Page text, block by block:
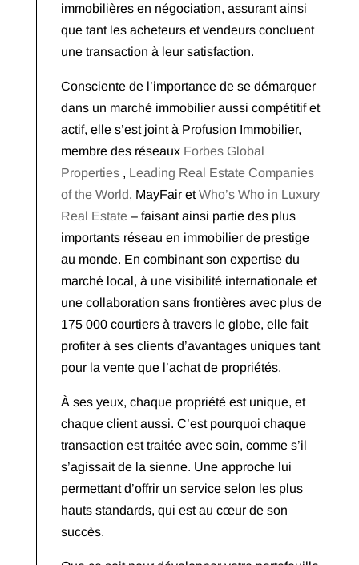
immobilières en négociation, assurant ainsi
que tant les acheteurs et vendeurs concluent
une transaction à leur satisfaction.
Consciente de l’importance de se démarquer
dans un marché immobilier aussi compétitif et
actif, elle s’est joint à Profusion Immobilier,
membre des réseaux Forbes Global
Properties , Leading Real Estate Companies
of the World, MayFair etWho’s Who in Luxury
Real Estate – faisant ainsi partie des plus
importants réseau en immobilier de prestige
au monde. En combinant son expertise du
marché local, à une visibilité internationale et
une collaboration sans frontières avec plus de
175 000 courtiers à travers le globe, elle fait
profiter à ses clients d’avantages uniques tant
pour la vente que l’achat de propriétés.
À ses yeux, chaque propriété est unique, et
chaque client aussi. C’est pourquoi chaque
transaction est traitée avec soin, comme s’il
s’agissait de la sienne. Une approche lui
permettant d’offrir un service selon les plus
hauts standards, qui est au cœur de son
succès.